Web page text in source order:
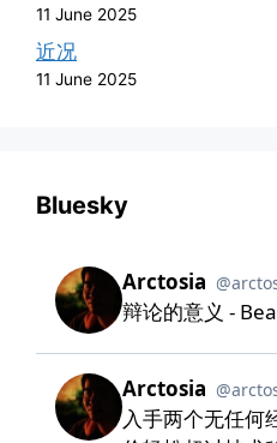
11 June 2025
近况
11 June 2025
Bluesky